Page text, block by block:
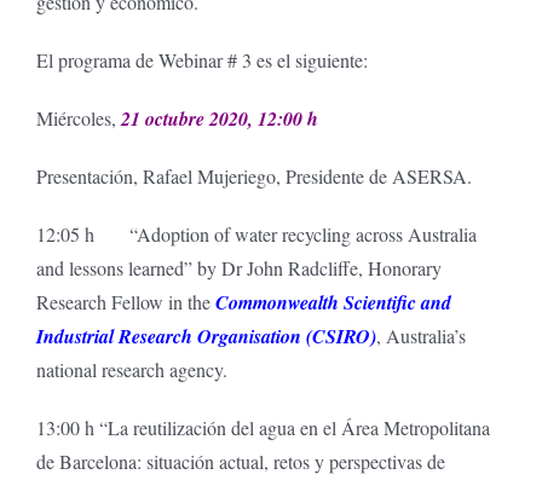
El programa de Webinar # 3 es el siguiente:
Miércoles, 21 octubre 2020, 12:00 h
Presentación, Rafael Mujeriego, Presidente de ASERSA.
12:05 h “Adoption of water recycling across Australia
and lessons learned” by Dr John Radcliffe, Honorary
Research Fellow in theCommonwealth Scientific and
Industrial Research Organisation (CSIRO), Australia’s
national research agency.
13:00 h “La reutilización del agua en el Área Metropolitana
de Barcelona: situación actual, retos y perspectivas de